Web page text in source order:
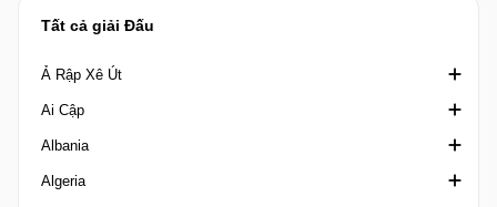
Tất cả giải Đấu
Ả Rập Xê Út
Crown Prince Cup Saudi Arabia
Division 1 Saudi Arabia
King's Cup Saudi Arabia
Ai Cập
Cúp quốc gia Ai Cập
Cúp Liên đoàn Ai Cập
Albania
1st Division Albania
Algeria